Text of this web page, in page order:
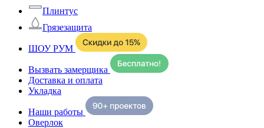
Плинтус
Грязезащита
ШОУ РУМ
Вызвать замерщика
Доставка и оплата
Укладка
Наши работы
Оверлок